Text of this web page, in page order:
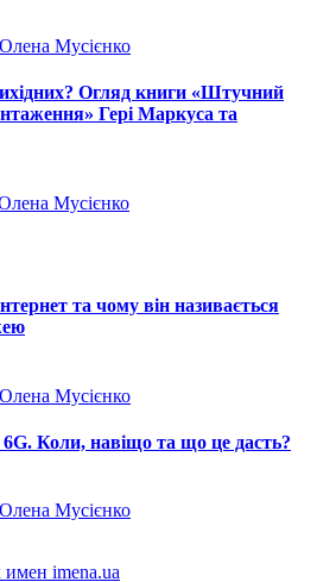
Олена Мусієнко
Огляд книги «Штучний
Гері Маркуса та
Мусієнко
та чому він називається
Олена Мусієнко
Коли, навіщо та що це даcть?
Олена Мусієнко